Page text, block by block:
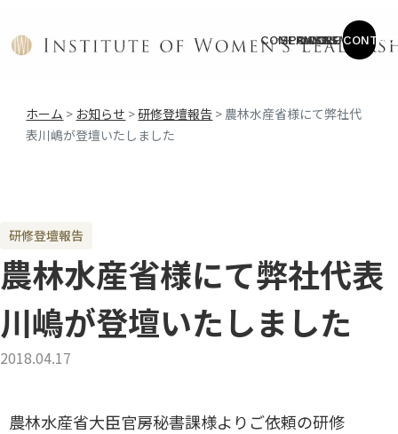
COMPANY
SERVICE
CASES
COLUMN
NEWS
ホーム > お知らせ >研修登壇報告 > 農林水産省様にて弊社代
表川嶋が登壇いたしました
研修登壇報告
農林水産省様にて弊社代表
川嶋が登壇いたしました
2018.04.17
農林水産省大臣官房秘書課様よりご依頼の研修